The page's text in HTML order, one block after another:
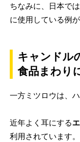
ちなみに、日本で
に使用している例
キャンドル
食品まわり
一方ミツロウは、
近年よく耳にする
利用されています。